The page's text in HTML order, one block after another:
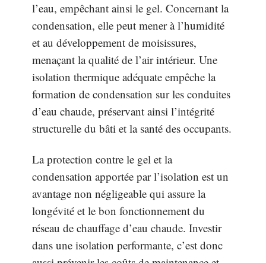
l’eau, empêchant ainsi le gel. Concernant la
condensation, elle peut mener à l’humidité
et au développement de moisissures,
menaçant la qualité de l’air intérieur. Une
isolation thermique adéquate empêche la
formation de condensation sur les conduites
d’eau chaude, préservant ainsi l’intégrité
structurelle du bâti et la santé des occupants.
La protection contre le gel et la
condensation apportée par l’isolation est un
avantage non négligeable qui assure la
longévité et le bon fonctionnement du
réseau de chauffage d’eau chaude. Investir
dans une isolation performante, c’est donc